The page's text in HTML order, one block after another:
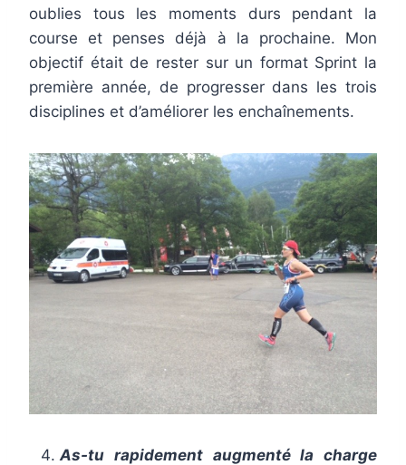
oublies tous les moments durs pendant la
course et penses déjà à la prochaine. Mon
objectif était de rester sur un format Sprint la
première année, de progresser dans les trois
disciplines et d’améliorer les enchaînements.
As-tu rapidement augmenté la charge